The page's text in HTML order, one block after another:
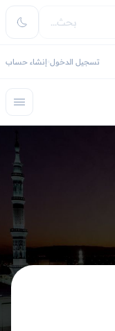
تسجيل الدخول إنشاء حساب